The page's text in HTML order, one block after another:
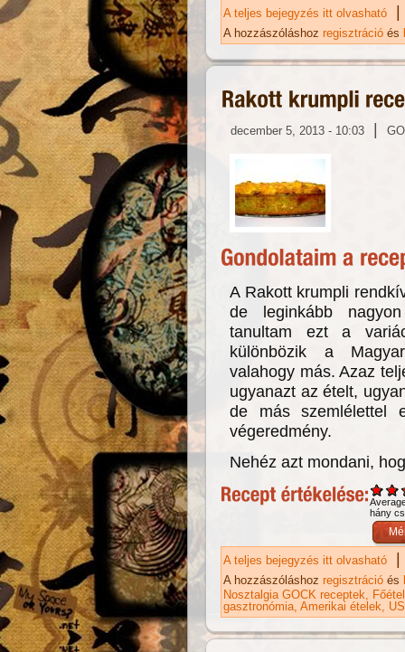
A teljes bejegyzés itt olvasható
|
A hozzászóláshoz regisztráció és
december 5, 2013 - 10:03 |
A Rakott krumpli
de leginkább
tanultam ezt a
különbözik a
valahogy más. Azaz
ugyanazt az ételt,
de más szemlélettel
végeredmény.
Nehéz azt mondani,
hány
A teljes bejegyzés itt olvasható |
A hozzászóláshoz regisztráció és
Nosztalgia GOCK receptek
gasztronómia Amerikai ételek